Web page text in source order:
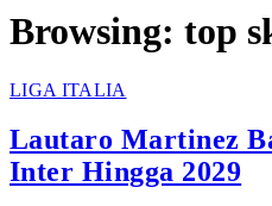
Browsing: top
LIGA ITALIA
Lautaro Martinez
Inter Hingga 2029